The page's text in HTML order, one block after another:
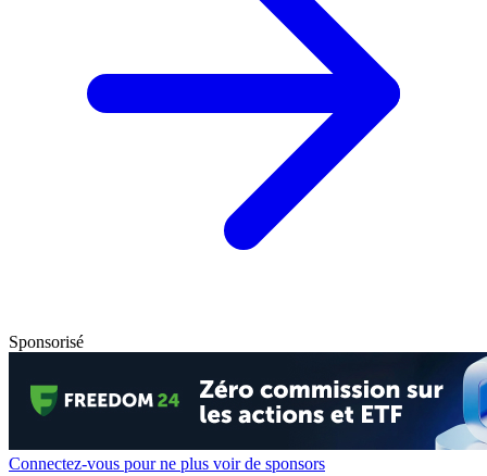
Sponsorisé
Connectez-vous pour ne plus voir de sponsors